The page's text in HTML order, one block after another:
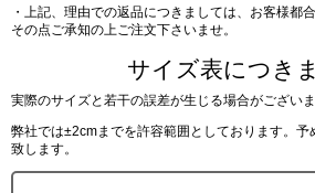
・上記、理由での返品につきましては、お客様都
その点ご承知の上ご注文下さいませ。
サイズ表につき
実際のサイズと若干の誤差が生じる場合がございま
弊社では±2cmまでを許容範囲としております。
致します。